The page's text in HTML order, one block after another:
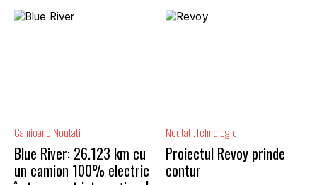
Camioane Noutati
Blue River: 26.123 km cu
un camion 100% electric
NoutatiTehnologie
Proiectul Revoy prinde
contur